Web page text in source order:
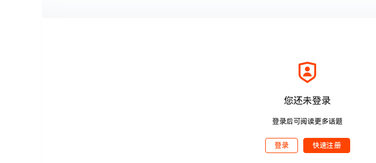
您还未登录
登录后可阅读更多话题
登录 快速注册